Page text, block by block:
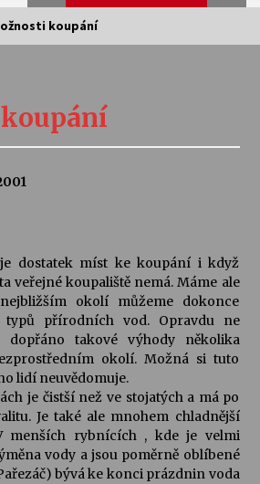
Ensemble
2026
výstavy Josefíny Duškové: Stávám se
muzikanti
7. 2026
na integrační festival Quijotova
28. 7.–1. 8. 2026
7. 2026
koncerty ve Stromovce: Kolchoz a
7. 2026
koupání
dostatek míst ke koupání i když
veřejné koupaliště nemá. Máme ale
okolí můžeme dokonce
přírodních vod. Opravdu ne
dopřáno takové výhody několika
okolí. Možná si tuto
lidí neuvědomuje.
je čistší než ve stojatých a má po
Je také ale mnohem chladnější
menších rybnících , kde je velmi
vody a jsou poměrně oblíbené
bývá ke konci prázdnin voda